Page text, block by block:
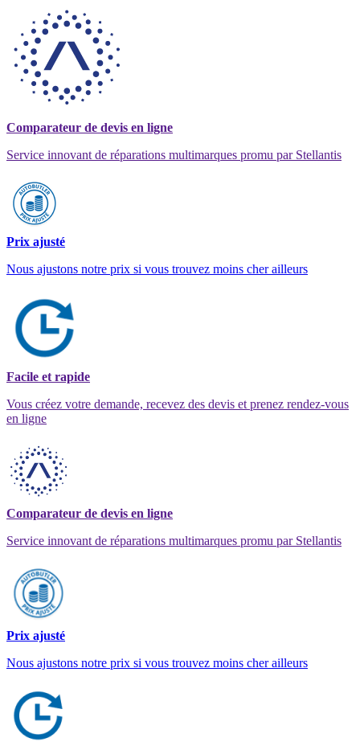
Comparateur de devis en ligne
Service innovant de réparations multimarques promu par Stellantis
Prix ajusté
Nous ajustons notre prix si vous trouvez moins cher ailleurs
Facile et rapide
Vous créez votre demande, recevez des devis et prenez rendez-vous
en ligne
Comparateur de devis en ligne
Service innovant de réparations multimarques promu par Stellantis
Prix ajusté
Nous ajustons notre prix si vous trouvez moins cher ailleurs